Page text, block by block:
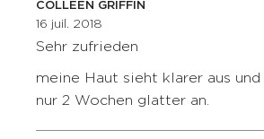
COLLEEN GRIFFIN
16 juil. 2018
Sehr zufrieden
meine Haut sieht klarer aus
nur 2 Wochen glatter an.